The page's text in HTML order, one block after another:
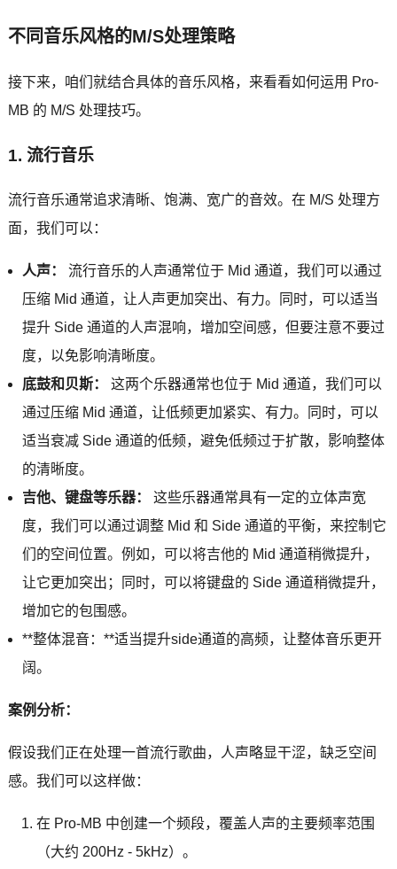
不同音乐风格的M/S处理策略
接下来，咱们就结合具体的音乐风格，来看看如何运用 Pro-
MB 的 M/S 处理技巧。
1. 流行音乐
流行音乐通常追求清晰、饱满、宽广的音效。在 M/S 处理方
面，我们可以：
人声：
流行音乐的人声通常位于 Mid 通道，我们可以通过
压缩 Mid 通道，让人声更加突出、有力。同时，可以适当
提升 Side 通道的人声混响，增加空间感，但要注意不要过
度，以免影响清晰度。
底鼓和贝斯：
这两个乐器通常也位于 Mid 通道，我们可以
通过压缩 Mid 通道，让低频更加紧实、有力。同时，可以
适当衰减 Side 通道的低频，避免低频过于扩散，影响整体
的清晰度。
吉他、键盘等乐器：
这些乐器通常具有一定的立体声宽
度，我们可以通过调整 Mid 和 Side 通道的平衡，来控制它
们的空间位置。例如，可以将吉他的 Mid 通道稍微提升，
让它更加突出；同时，可以将键盘的 Side 通道稍微提升，
增加它的包围感。
**整体混音：**适当提升side通道的高频，让整体音乐更开
阔。
案例分析：
假设我们正在处理一首流行歌曲，人声略显干涩，缺乏空间
感。我们可以这样做：
在 Pro-MB 中创建一个频段，覆盖人声的主要频率范围
（大约 200Hz - 5kHz）。